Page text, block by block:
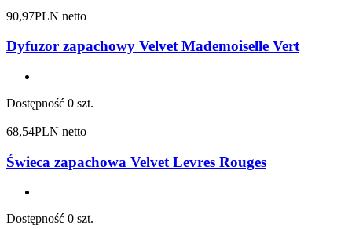
90,97PLN netto
Dyfuzor zapachowy Velvet Mademoiselle Vert
Dostępność 0 szt.
68,54PLN netto
Świeca zapachowa Velvet Levres Rouges
Dostępność 0 szt.